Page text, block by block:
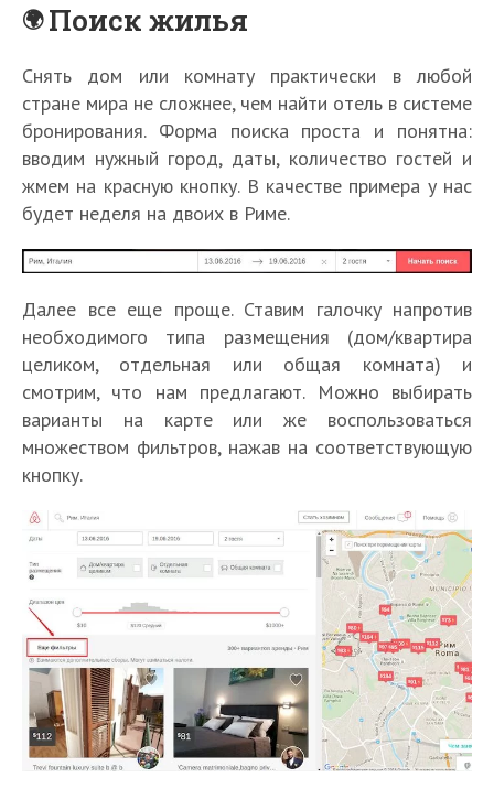
Поиск жилья
Снять дом или комнату практически в любой
стране мира не сложнее, чем найти отель в системе
бронирования. Форма поиска проста и понятна:
вводим нужный город, даты, количество гостей и
жмем на красную кнопку. В качестве примера у нас
будет неделя на двоих в Риме.
Далее все еще проще. Ставим галочку напротив
необходимого типа размещения (дом/квартира
целиком, отдельная или общая комната) и
смотрим, что нам предлагают. Можно выбирать
варианты на карте или же воспользоваться
множеством фильтров, нажав на соответствующую
кнопку.